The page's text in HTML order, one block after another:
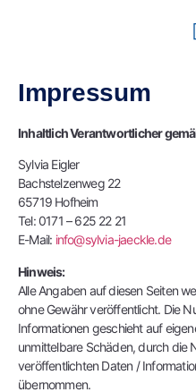
Impressum
Inhaltlich Verantwortlicher
Sylvia Eigler
Bachstelzenweg 22
65719 Hofheim
Tel: 0171 – 625 22 21
E-Mail: info@sylvia-jaeckle.de
Hinweis:
Alle Angaben auf diesen Seiten
ohne Gewähr veröffentlicht. Die
Informationen geschieht auf
unmittelbare Schäden, durch die
veröffentlichten Daten /
übernommen.